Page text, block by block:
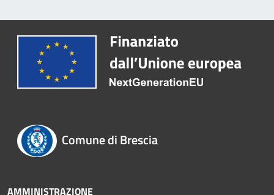
Comune di Brescia
AMMINISTRAZIONE